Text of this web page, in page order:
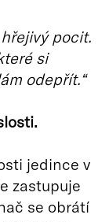
pocit.
si
odepřít.“
jedince v
zastupuje
se obrátí